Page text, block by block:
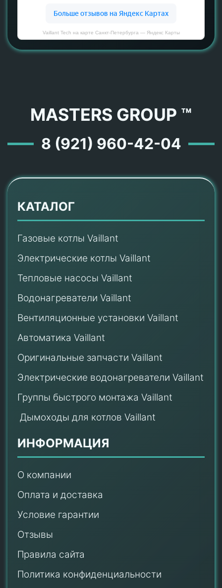
Vaillant Tech на карте Санкт‑Петербурга — Яндекс Карты
MASTERS GROUP ™
8 (921) 960-42-04
КАТАЛОГ
Газовые котлы Vaillant
Электрические котлы Vaillant
Тепловые насосы Vaillant
Водонагреватели Vaillant
Вентиляционные установки Vaillant
Автоматика Vaillant
Оригинальные запчасти Vaillant
Электрические водонагреватели Vaillant
Группы быстрого монтажа Vaillant
Дымоходы для котлов Vaillant
ИНФОРМАЦИЯ
О компании
Оплата и доставка
Условие гарантии
Отзывы
Правила сайта
Политика конфиденциальности